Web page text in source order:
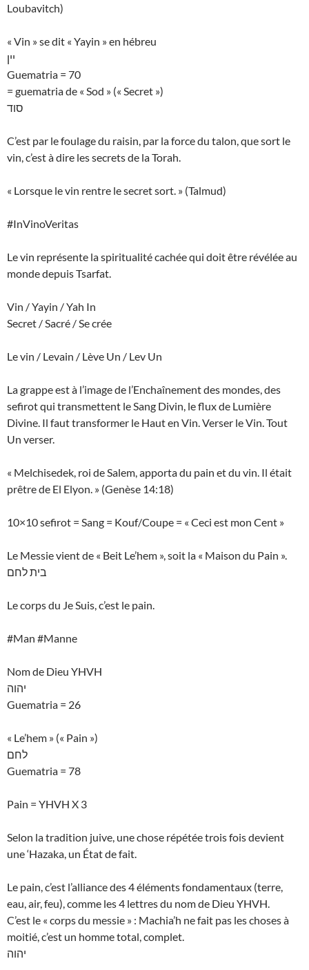
Loubavitch)
« Vin » se dit « Yayin » en hébreu
יין
Guematria = 70
= guematria de « Sod » (« Secret »)
סוד
C’est par le foulage du raisin, par la force du talon, que sort le
vin, c’est à dire les secrets de la Torah.
« Lorsque le vin rentre le secret sort. » (Talmud)
#InVinoVeritas
Le vin représente la spiritualité cachée qui doit être révélée au
monde depuis Tsarfat.
Vin / Yayin / Yah In
Secret / Sacré / Se crée
Le vin / Levain / Lève Un / Lev Un
La grappe est à l’image de l’Enchaînement des mondes, des
sefirot qui transmettent le Sang Divin, le flux de Lumière
Divine. Il faut transformer le Haut en Vin. Verser le Vin. Tout
Un verser.
« Melchisedek, roi de Salem, apporta du pain et du vin. Il était
prêtre de El Elyon. » (Genèse 14:18)
10×10 sefirot = Sang = Kouf/Coupe = « Ceci est mon Cent »
Le Messie vient de « Beit Le’hem », soit la « Maison du Pain ».
בית לחם
Le corps du Je Suis, c’est le pain.
#Man #Manne
Nom de Dieu YHVH
יהוה
Guematria = 26
« Le’hem » (« Pain »)
לחם
Guematria = 78
Pain = YHVH X 3
Selon la tradition juive, une chose répétée trois fois devient
une ‘Hazaka, un État de fait.
Le pain, c’est l’alliance des 4 éléments fondamentaux (terre,
eau, air, feu), comme les 4 lettres du nom de Dieu YHVH.
C’est le « corps du messie » : Machia’h ne fait pas les choses à
moitié, c’est un homme total, complet.
יהוה